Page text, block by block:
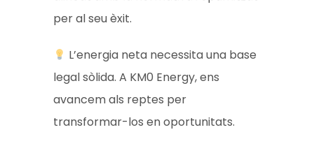
per al seu èxit.
L’energia neta necessita una base
legal sòlida. A KM0 Energy, ens
avancem als reptes per
transformar-los en oportunitats.